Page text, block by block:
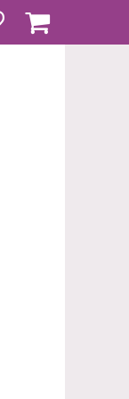
FavoriterKundvagn